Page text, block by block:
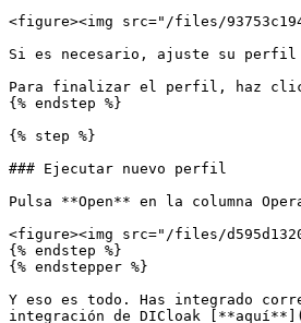
<figure><img src="/files/
Si es necesario, ajuste su perfil
Para finalizar el perfil, haz
{% endstep %}
{% step %}
### Ejecutar nuevo perfil
Pulsa **Open** en la columna
<figure><img src="/files/
{% endstep %}
{% endstepper %}
Y eso es todo. Has integrado
integración de DICloak